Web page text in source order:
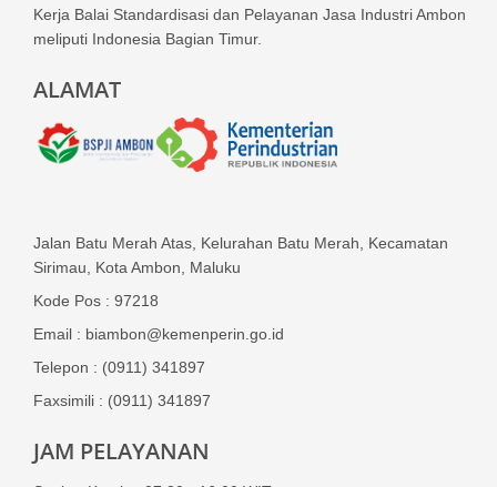
Kerja Balai Standardisasi dan Pelayanan Jasa Industri Ambon
meliputi Indonesia Bagian Timur.
ALAMAT
Jalan Batu Merah Atas, Kelurahan Batu Merah, Kecamatan
Sirimau, Kota Ambon, Maluku
Kode Pos : 97218
Email : biambon@kemenperin.go.id
Telepon : (0911) 341897
Faxsimili : (0911) 341897
JAM PELAYANAN